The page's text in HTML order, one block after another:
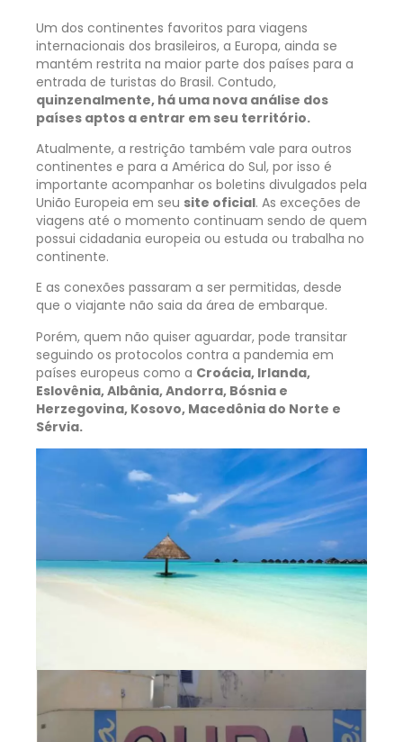
Um dos continentes favoritos para viagens
internacionais dos brasileiros, a Europa, ainda se
mantém restrita na maior parte dos países para a
entrada de turistas do Brasil. Contudo,
quinzenalmente, há uma nova análise dos
países aptos a entrar em seu território.
Atualmente, a restrição também vale para outros
continentes e para a América do Sul, por isso é
importante acompanhar os boletins divulgados pela
União Europeia em seu site oficial. As exceções de
viagens até o momento continuam sendo de quem
possui cidadania europeia ou estuda ou trabalha no
continente.
E as conexões passaram a ser permitidas, desde
que o viajante não saia da área de embarque.
Porém, quem não quiser aguardar, pode transitar
seguindo os protocolos contra a pandemia em
países europeus como a Croácia, Irlanda,
Eslovênia, Albânia, Andorra, Bósnia e
Herzegovina, Kosovo, Macedônia do Norte e
Sérvia.